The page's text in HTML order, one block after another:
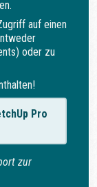
auf einen
oder zu
Pro
zur